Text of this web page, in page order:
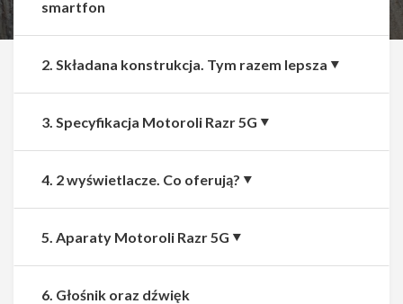
smartfon
2. Składana konstrukcja. Tym razem lepsza
3. Specyfikacja Motoroli Razr 5G
4. 2 wyświetlacze. Co oferują?
5. Aparaty Motoroli Razr 5G
6. Głośnik oraz dźwięk